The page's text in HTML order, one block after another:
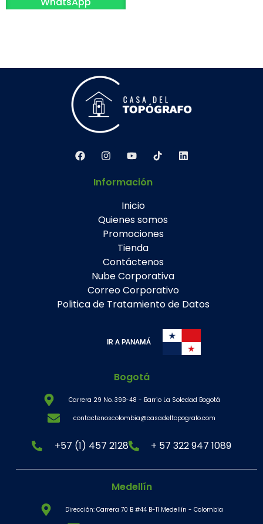
Información
Inicio
Quienes somos
Promociones
Tienda
Contáctenos
Nube Corporativa
Correo Corporativo
Politica de Tratamiento de Datos
IR A PANAMÁ
Bogotá
Carrera 29 No. 39B-48 - Barrio La Soledad Bogotá
contactenoscolombia@casadeltopografo.com
+57 (1) 457 2128 + 57 322 947 1089
Medellín
Dirección: Carrera 70 B #44 B-11 Medellín - Colombia